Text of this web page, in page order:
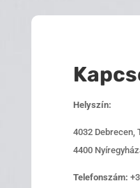
Helyszín:
4032 Debrecen,
4400
Telefonszám: